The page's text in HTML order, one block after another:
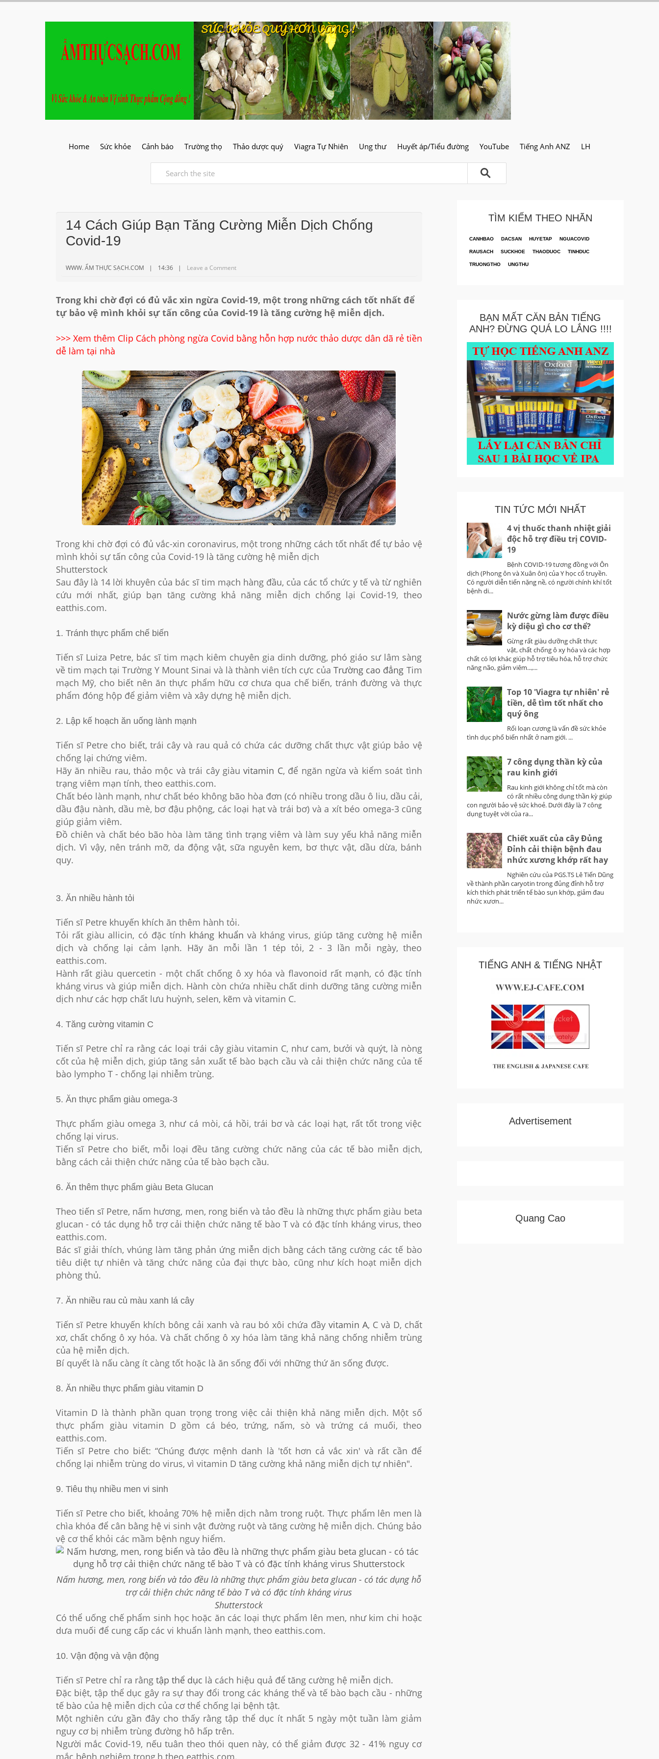
SỨC KHỎE QUÝ HƠN VÀNG !
Home Sức khỏe Cảnh báo Trường thọ Thảo dược quý Viagra Tự Nhiên Ung thư Huyết áp/Tiểu đường YouTube Tiếng Anh ANZ LH
14 Cách Giúp Bạn Tăng Cường Miễn Dịch Chống
Covid-19
WWW. ẨM THỰC SẠCH.COM 14:36 Leave a Comment
Trong khi chờ đợi có đủ vắc xin ngừa Covid-19, một trong những cách tốt nhất để
tự bảo vệ mình khỏi sự tấn công của Covid-19 là tăng cường hệ miễn dịch.
>>> Xem thêm Clip Cách phòng ngừa Covid bằng hỗn hợp nước thảo dược dân dã rẻ tiền
dễ làm tại nhà
Trong khi chờ đợi có đủ vắc-xin coronavirus, một trong những cách tốt nhất để tự bảo vệ
mình khỏi sự tấn công của Covid-19 là tăng cường hệ miễn dịch
Shutterstock
Sau đây là 14 lời khuyên của bác sĩ tim mạch hàng đầu, của các tổ chức y tế và từ nghiên
cứu mới nhất, giúp bạn tăng cường khả năng miễn dịch chống lại Covid-19, theo
eatthis.com.
1. Tránh thực phẩm chế biến
Tiến sĩ Luiza Petre, bác sĩ tim mạch kiêm chuyên gia dinh dưỡng, phó giáo sư lâm sàng
về tim mạch tại Trường Y Mount Sinai và là thành viên tích cực củaTrường cao đẳng Tim
mạch Mỹ, cho biết nên ăn thực phẩm hữu cơ chưa qua chế biến, tránh đường và thực
phẩm đóng hộp để giảm viêm và xây dựng hệ miễn dịch.
2. Lập kế hoạch ăn uống lành mạnh
Tiến sĩ Petre cho biết, trái cây và rau quả có chứa các dưỡng chất thực vật giúp bảo vệ
chống lại chứng viêm.
Hãy ăn nhiều rau, thảo mộc và trái cây giàuvitamin C, để ngăn ngừa và kiểm soát tình
trạng viêm mạn tính, theo eatthis.com.
Chất béo lành mạnh, như chất béo không bão hòa đơn (có nhiều trong dầu ô liu, dầu cải,
dầu đậu nành, dầu mè, bơ đậu phộng, các loại hạt và trái bơ) và a xít béo omega-3 cũng
giúp giảm viêm.
Đồ chiên và chất béo bão hòa làm tăng tình trạng viêm và làm suy yếu khả năng miễn
dịch. Vì vậy, nên tránh mỡ, da động vật, sữa nguyên kem, bơ thực vật, dầu dừa, bánh
quy.
3. Ăn nhiều hành tỏi
Tiến sĩ Petre khuyến khích ăn thêm hành tỏi.
Tỏi rất giàu allicin, có đặc tính kháng khuẩn và kháng virus, giúp tăng cường hệ miễn
dịch và chống lại cảm lạnh. Hãy ăn mỗi lần 1 tép tỏi, 2 - 3 lần mỗi ngày, theo
eatthis.com.
Hành rất giàu quercetin - một chất chống ô xy hóa và flavonoid rất mạnh, có đặc tính
kháng virus và giúp miễn dịch. Hành còn chứa nhiều chất dinh dưỡng tăng cường miễn
dịch như các hợp chất lưu huỳnh, selen, kẽm và vitamin C.
4. Tăng cường vitamin C
Tiến sĩ Petre chỉ ra rằng các loại trái cây giàu vitamin C, như cam, bưởi và quýt, là nòng
cốt của hệ miễn dịch, giúp tăng sản xuất tế bào bạch cầu và cải thiện chức năng của tế
bào lympho T - chống lại nhiễm trùng.
5. Ăn thực phẩm giàu omega-3
Thực phẩm giàu omega 3, như cá mòi, cá hồi, trái bơ và các loại hạt, rất tốt trong việc
chống lại virus.
Tiến sĩ Petre cho biết, mỗi loại đều tăng cường chức năng của các tế bào miễn dịch,
bằng cách cải thiện chức năng của tế bào bạch cầu.
6. Ăn thêm thực phẩm giàu Beta Glucan
Theo tiến sĩ Petre, nấm hương, men, rong biển và tảo đều là những thực phẩm giàu beta
glucan - có tác dụng hỗ trợ cải thiện chức năng tế bào T và có đặc tính kháng virus, theo
eatthis.com.
Bác sĩ giải thích, vhúng làm tăng phản ứng miễn dịch bằng cách tăng cường các tế bào
tiêu diệt tự nhiên và tăng chức năng của đại thực bào, cũng như kích hoạt miễn dịch
phòng thủ.
7. Ăn nhiều rau củ màu xanh lá cây
Tiến sĩ Petre khuyến khích bông cải xanh và rau bó xôi chứa đầyvitamin A, C và D, chất
xơ, chất chống ô xy hóa. Và chất chống ô xy hóa làm tăng khả năng chống nhiễm trùng
của hệ miễn dịch.
Bí quyết là nấu càng ít càng tốt hoặc là ăn sống đối với những thứ ăn sống được.
8. Ăn nhiều thực phẩm giàu vitamin D
Vitamin D là thành phần quan trọng trong việc cải thiện khả năng miễn dịch. Một số
thực phẩm giàu vitamin D gồm cá béo, trứng, nấm, sò và trứng cá muối, theo
eatthis.com.
Tiến sĩ Petre cho biết: “Chúng được mệnh danh là 'tốt hơn cả vắc xin' và rất cần để
chống lại nhiễm trùng do virus, vì vitamin D tăng cường khả năng miễn dịch tự nhiên".
9. Tiêu thụ nhiều men vi sinh
Tiến sĩ Petre cho biết, khoảng 70% hệ miễn dịch nằm trong ruột. Thực phẩm lên men là
chìa khóa để cân bằng hệ vi sinh vật đường ruột và tăng cường hệ miễn dịch. Chúng bảo
vệ cơ thể khỏi các mầm bệnh nguy hiểm.
Nấm hương, men, rong biển và tảo đều là những thực phẩm giàu beta glucan - có tác dụng hỗ
trợ cải thiện chức năng tế bào T và có đặc tính kháng virus
Shutterstock
Có thể uống chế phẩm sinh học hoặc ăn các loại thực phẩm lên men, như kim chi hoặc
dưa muối để cung cấp các vi khuẩn lành mạnh, theo eatthis.com.
10. Vận động và vận động
Tiến sĩ Petre chỉ ra rằng tập thể dục là cách hiệu quả để tăng cường hệ miễn dịch.
Đặc biệt, tập thể dục gây ra sự thay đổi trong các kháng thể và tế bào bạch cầu - những
tế bào của hệ miễn dịch của cơ thể chống lại bệnh tật.
Một nghiên cứu gần đây cho thấy rằng tập thể dục ít nhất 5 ngày một tuần làm giảm
nguy cơ bị nhiễm trùng đường hô hấp trên.
Người mắc Covid-19, nếu tuân theo thói quen này, có thể giảm được 32 - 41% nguy cơ
mắc bệnh nghiêm trọng,h theo eatthis.com.
TÌM KIẾM THEO NHÃN
CANHBAO DACSAN HUYETAP NGUACOVID
RAUSACH SUCKHOE THAODUOC TINHDUC
TRUONGTHO UNGTHU
BẠN MẤT CĂN BẢN TIẾNG
ANH? ĐỪNG QUÁ LO LẮNG !!!!
TIN TỨC MỚI NHẤT
4 vị thuốc thanh nhiệt giải
độc hỗ trợ điều trị COVID-
19
Bệnh COVID-19 tương đồng với Ôn
dịch (Phong ôn và Xuân ôn) của Y học cổ truyền.
Có người diễn tiến nặng nề, có người chính khí tốt
bệnh di...
Nước gừng làm được điều
kỳ diệu gì cho cơ thể?
Gừng rất giàu dưỡng chất thực
vật, chất chống ô xy hóa và các hợp
chất có lợi khác giúp hỗ trợ tiêu hóa, hỗ trợ chức
năng não, giảm viêm...,...
Top 10 'Viagra tự nhiên' rẻ
tiền, dễ tìm tốt nhất cho
quý ông
Rối loạn cương là vấn đề sức khỏe
tình dục phổ biến nhất ở nam giới. ...
7 công dụng thần kỳ của
rau kinh giới
Rau kinh giới không chỉ tốt mà còn
có rất nhiều công dụng thần kỳ giúp
con người bảo vệ sức khoẻ. Dưới đây là 7 công
dụng tuyệt vời của ra...
Chiết xuất của cây Đủng
Đỉnh cải thiện bệnh đau
nhức xương khớp rất hay
Nghiên cứu của PGS.TS Lê Tiến Dũng
về thành phần caryotin trong đủng đỉnh hỗ trợ
kích thích phát triển tế bào sụn khớp, giảm đau
nhức xươn...
TIẾNG ANH & TIẾNG NHẬT
Advertisement
Quang Cao